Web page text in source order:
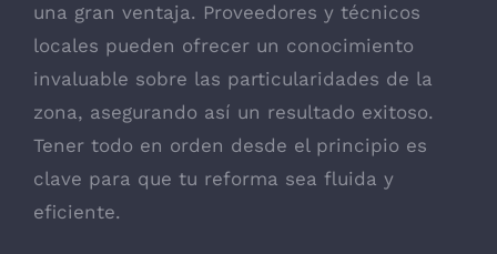
una gran ventaja. Proveedores y técnicos
locales pueden ofrecer un conocimiento
invaluable sobre las particularidades de la
zona, asegurando así un resultado exitoso.
Tener todo en orden desde el principio es
clave para que tu reforma sea fluida y
eficiente.